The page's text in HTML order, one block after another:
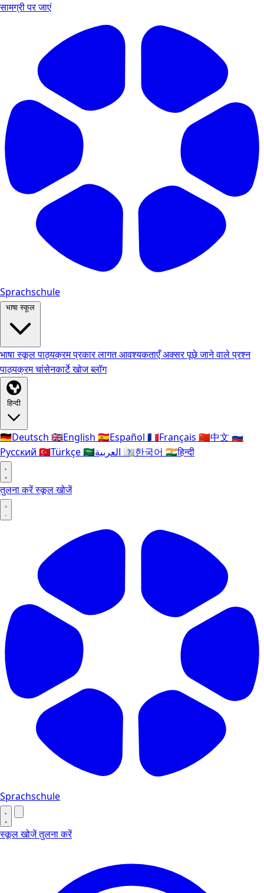
सामग्री पर जाएं
Sprachschule
भाषा स्कूल
भाषा स्कूलपाठ्यक्रम प्रकारलागतआवश्यकताएँअक्सर पूछे जाने वाले प्रश्न
पाठ्यक्रमचांसेनकार्टेखोजब्लॉग
हिन्दी
🇩🇪Deutsch 🇬🇧English 🇪🇸Español 🇫🇷Français 🇨🇳中文 🇷🇺
Русский 🇹🇷Türkçe🇸🇦 🇰🇷한국어 🇮🇳हिन्दी
तुलना करेंस्कूल खोजें
Sprachschule
स्कूल खोजेंतुलना करें